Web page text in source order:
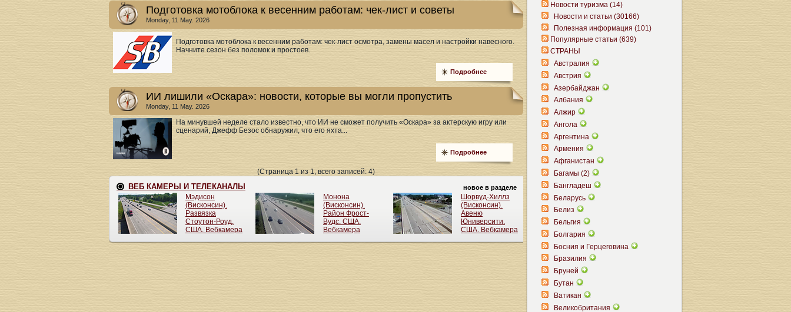
Подготовка мотоблока к весенним работам: чек-лист и советы
Monday, 11 May. 2026
Подготовка мотоблока к весенним работам: чек-лист осмотра, замены масел и настройки навесного.
Начните сезон без поломок и простоев.
Подробнее
ИИ лишили «Оскара»: новости, которые вы могли пропустить
Monday, 11 May. 2026
На минувшей неделе стало известно, что ИИ не сможет получить «Оскара» за актерскую игру или
сценарий, Джефф Безос обнаружил, что его яхта...
Подробнее
(Страница 1 из 1, всего записей: 4)
Новости туризма (14)
Новости и статьи (30166)
Полезная информация (101)
Популярные статьи (639)
СТРАНЫ
Австралия
Австрия
Азербайджан
Албания
Алжир
Ангола
Аргентина
Армения
Афганистан
Багамы (2)
Бангладеш
Беларусь
Белиз
Бельгия
Болгария
Босния и Герцеговина
Бразилия
Бруней
Бутан
Ватикан
Великобритания